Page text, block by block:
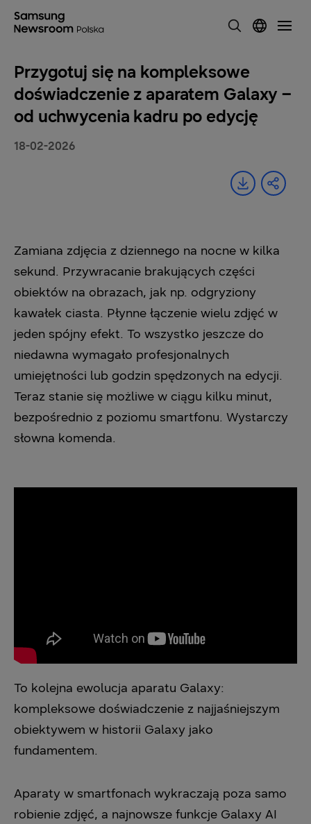
Przygotuj się na kompleksowe
doświadczenie z aparatem Galaxy –
od uchwycenia kadru po edycję
18-02-2026
Zamiana zdjęcia z dziennego na nocne w kilka
sekund. Przywracanie brakujących części
obiektów na obrazach, jak np. odgryziony
kawałek ciasta. Płynne łączenie wielu zdjęć w
jeden spójny efekt. To wszystko jeszcze do
niedawna wymagało profesjonalnych
umiejętności lub godzin spędzonych na edycji.
Teraz stanie się możliwe w ciągu kilku minut,
bezpośrednio z poziomu smartfonu. Wystarczy
słowna komenda.
To kolejna ewolucja aparatu Galaxy:
kompleksowe doświadczenie z najjaśniejszym
obiektywem w historii Galaxy jako
fundamentem.
Aparaty w smartfonach wykraczają poza samo
robienie zdjęć, a najnowsze funkcje Galaxy AI